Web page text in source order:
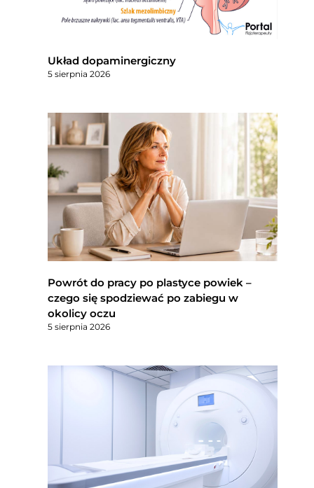
Układ dopaminergiczny
5 sierpnia 2026
Powrót do pracy po plastyce powiek –
czego się spodziewać po zabiegu w
okolicy oczu
5 sierpnia 2026